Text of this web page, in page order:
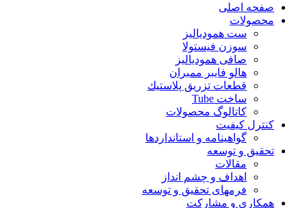
صفحه اصلی
محصولات
ست همودیالیز
سوزن فیستولا
صافی همودیالیز
هالو فایبر ممبران
قطعات تزريق پلاستيك
ساخت Tube
کاتالوگ محصولات
کنترل کیفیت
گواهينامه و استانداردها
تحقيق و توسعه
مقالات
اهداف و چشم انداز
فرمهای تحقیق و توسعه
همکاری و مشارکت